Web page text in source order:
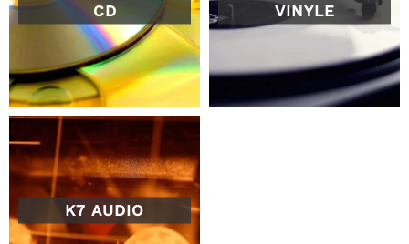
CD VINYLE
K7 AUDIO